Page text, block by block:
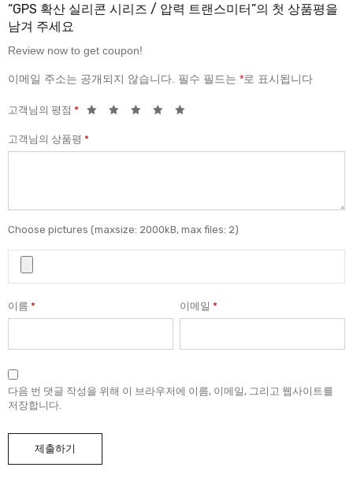
“GPS 확산 실리콘 시리즈 / 압력 트랜스미터”의 첫 상품평을
남겨 주세요
Review now to get coupon!
이메일 주소는 공개되지 않습니다. 필수 필드는 *로 표시됩니다
고객님의 평점 *
고객님의 상품평 *
Choose pictures (maxsize: 2000kB, max files: 2)
이름 * 이메일*
다음 번 댓글 작성을 위해 이 브라우저에 이름, 이메일, 그리고 웹사이트를
저장합니다.